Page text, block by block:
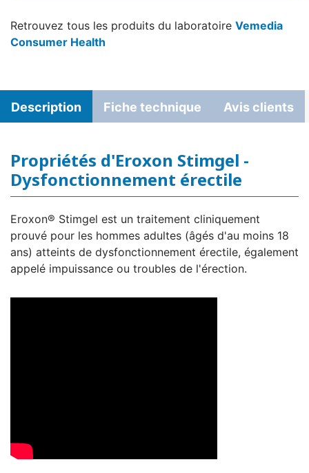
Retrouvez tous les produits du laboratoire Vemedia
Consumer Health
Description Fiche technique Avis clients
Propriétés d'Eroxon Stimgel -
Dysfonctionnement érectile
Eroxon® Stimgel est un traitement cliniquement
prouvé pour les hommes adultes (âgés d'au moins 18
ans) atteints de dysfonctionnement érectile, également
appelé impuissance ou troubles de l'érection.